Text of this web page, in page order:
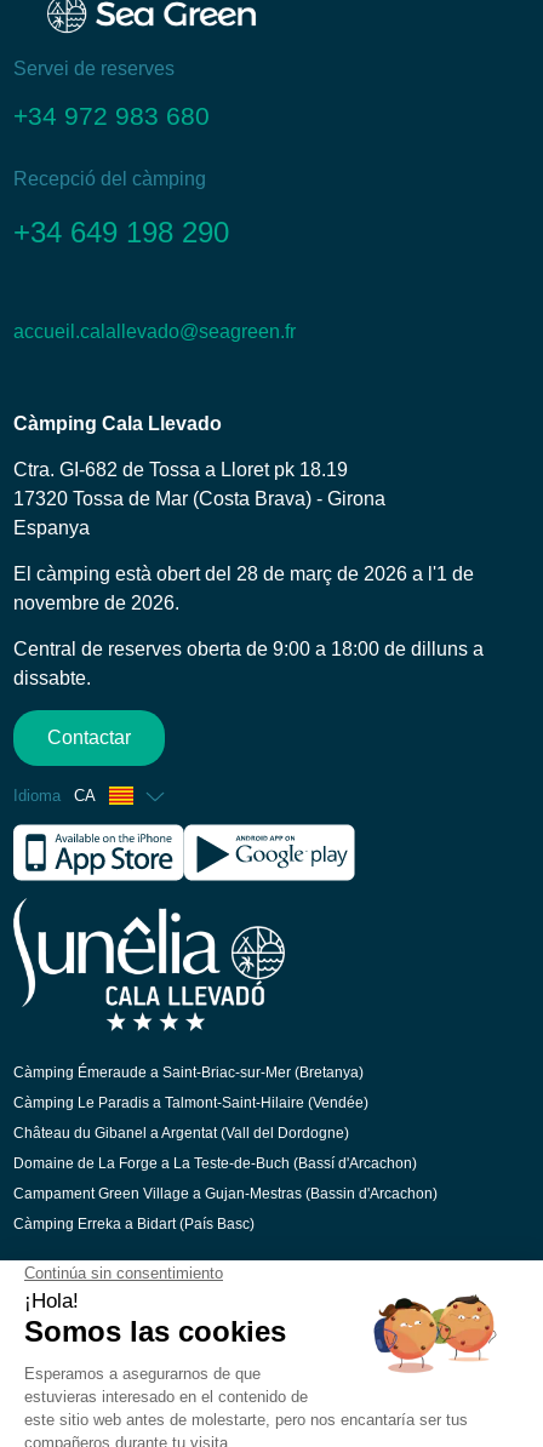
Servei de reserves
+34 972 983 680
Recepció del càmping
+34 649 198 290
accueil.calallevado@seagreen.fr
Càmping Cala Llevado
Ctra. GI-682 de Tossa a Lloret pk 18.19
17320 Tossa de Mar (Costa Brava) - Girona
Espanya
El càmping està obert del 28 de març de 2026 a l'1 de
novembre de 2026.
Central de reserves oberta de 9:00 a 18:00 de dilluns a
dissabte.
Contactar
Idioma CA
Francès
Anglès
Espanyol
Alemany
Càmping Émeraude a Saint-Briac-sur-Mer (Bretanya)
Càmping Le Paradis a Talmont-Saint-Hilaire (Vendée)
Château du Gibanel a Argentat (Vall del Dordogne)
Domaine de La Forge a La Teste-de-Buch (Bassí d'Arcachon)
Campament Green Village a Gujan-Mestras (Bassin d'Arcachon)
Càmping Erreka a Bidart (País Basc)
Pagaments segurs
Mencions legals